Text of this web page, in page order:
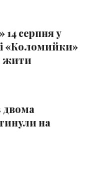
14 серпня у
«Коломийки»
жити
двома
на